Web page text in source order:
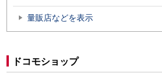
量販店などを表示
ドコモショップ